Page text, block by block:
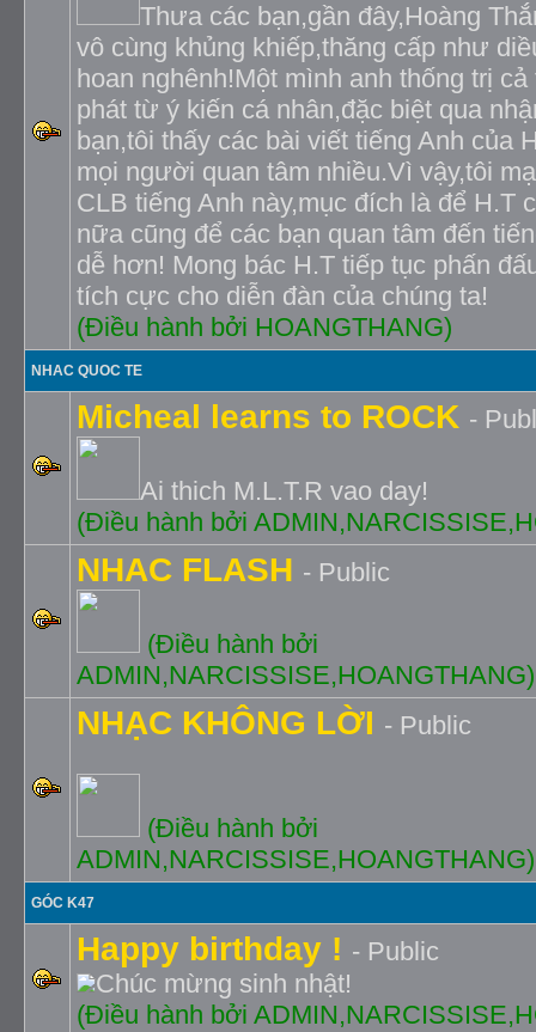
Thưa các bạn,gần đây,Hoàng
vô cùng khủng khiếp,thăng cấp như
hoan nghênh!Một mình anh thống trị
phát từ ý kiến cá nhân,đặc biệt qua
bạn,tôi thấy các bài viết tiếng Anh của
mọi người quan tâm nhiều.Vì vậy,tôi
CLB tiếng Anh này,mục đích là để H.T
nữa cũng để các bạn quan tâm đến
dễ hơn! Mong bác H.T tiếp tục phấn
tích cực cho diễn đàn của chúng ta!
(Ðiều hành bởi HOANGTHANG)
NHAC QUOC TE
Micheal learns to ROCK -
Ai thich M.L.T.R vao day!
(Ðiều hành bởi
NHAC FLASH - Public
(Ðiều hành bởi
ADMIN,NARCISSISE,HOANGTHANG)
NHẠC KHÔNG LỜI - Public
(Ðiều hành bởi
ADMIN,NARCISSISE,HOANGTHANG)
GÓC K47
Happy birthday ! - Public
Chúc mừng sinh nhật!
(Ðiều hành bởi